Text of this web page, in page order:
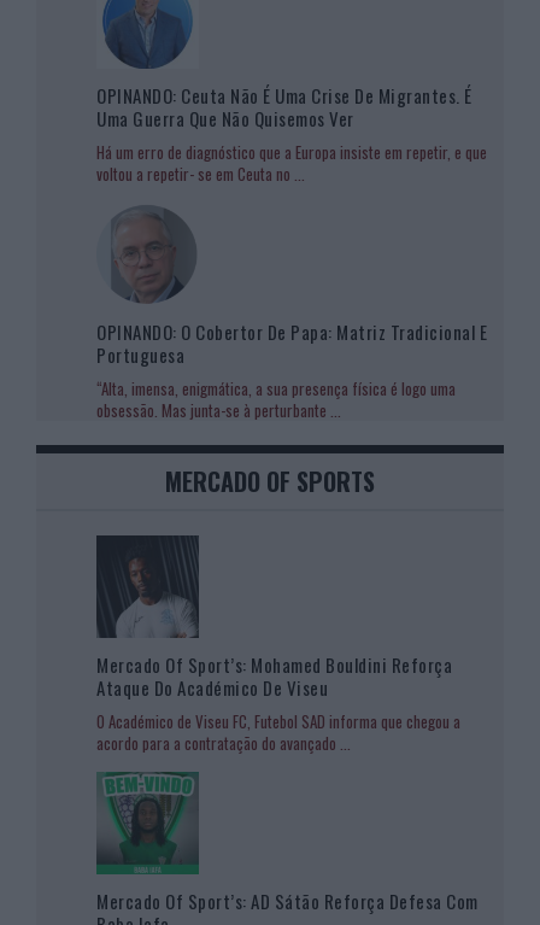
OPINANDO: Ceuta Não É Uma Crise De Migrantes. É
Uma Guerra Que Não Quisemos Ver
Há um erro de diagnóstico que a Europa insiste em repetir, e que
voltou a repetir- se em Ceuta no ...
OPINANDO: O Cobertor De Papa: Matriz Tradicional E
Portuguesa
“Alta, imensa, enigmática, a sua presença física é logo uma
obsessão. Mas junta-se à perturbante ...
MERCADO OF SPORTS
Mercado Of Sport’s: Mohamed Bouldini Reforça
Ataque Do Académico De Viseu
O Académico de Viseu FC, Futebol SAD informa que chegou a
acordo para a contratação do avançado ...
Mercado Of Sport’s: AD Sátão Reforça Defesa Com